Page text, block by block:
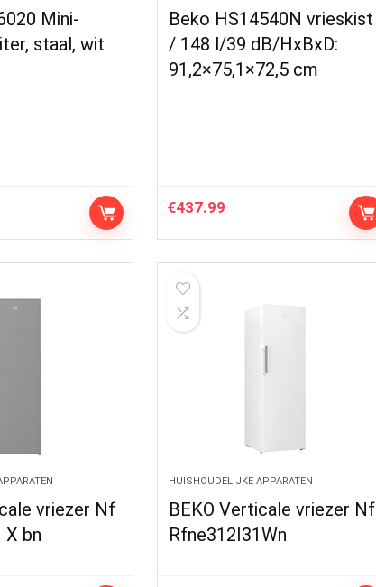
Mini-
staal, wit
Beko HS14540N vrieskist
/ 148 l/39 dB/HxBxD:
91,2×75,1×72,5 cm
€437.99
vriezer Nf
X bn
HUISHOUDELIJKE APPARATEN
BEKO Verticale vriezer Nf
Rfne312I31Wn